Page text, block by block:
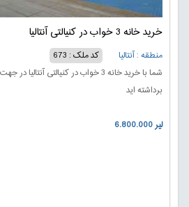
خرید خانه 3 خواب در کنیالتی آنتالیا
منطقه : آنتالیا
کد ملک : 673
شما با خرید خانه 3 خواب در کنیالتی
برداشته اید
6.800.000 لیر